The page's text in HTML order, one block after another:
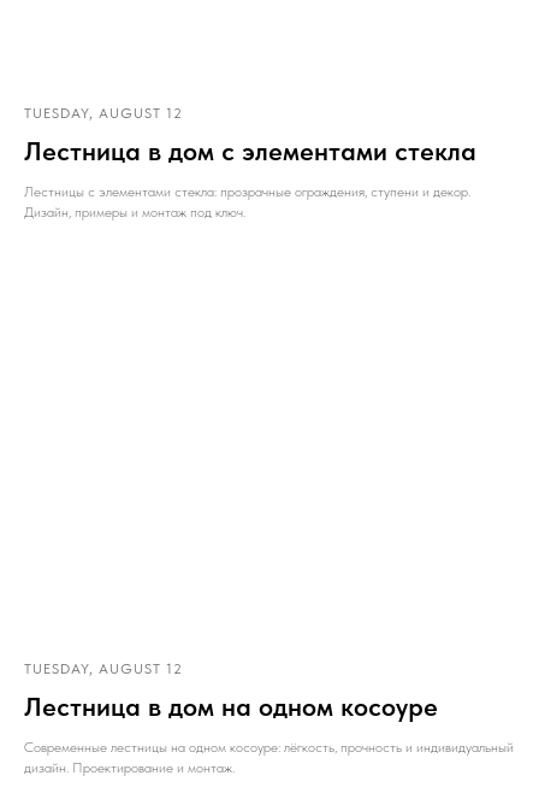
TUESDAY, AUGUST 12
Лестница в дом с элементами стекла
Лестницы с элементами стекла: прозрачные ограждения, ступени и декор.
Дизайн, примеры и монтаж под ключ.
TUESDAY, AUGUST 12
Лестница в дом на одном косоуре
Современные лестницы на одном косоуре: лёгкость, прочность и индивидуальный
дизайн. Проектирование и монтаж.